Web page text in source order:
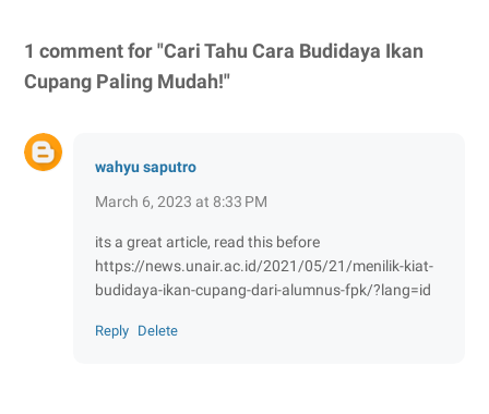
1 comment for "Cari Tahu Cara Budidaya Ikan
Cupang Paling Mudah!"
wahyu saputro
March 6, 2023 at 8:33 PM
its a great article, read this before
https://news.unair.ac.id/2021/05/21/menilik-kiat-
budidaya-ikan-cupang-dari-alumnus-fpk/?lang=id
Reply Delete